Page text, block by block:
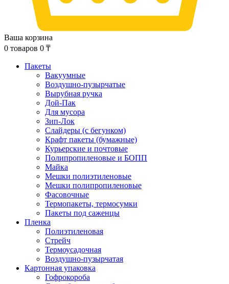
Ваша корзина
0 товаров 0 ₸
Пакеты
Вакуумные
Воздушно-пузырчатые
Вырубная ручка
Дой-Пак
Для мусора
Зип-Лок
Слайдеры (с бегунком)
Крафт пакеты (бумажные)
Курьерские и почтовые
Полипропиленовые и БОПП
Майка
Мешки полиэтиленовые
Мешки полипропиленовые
Фасовочные
Термопакеты, термосумки
Пакеты под саженцы
Пленка
Полиэтиленовая
Стрейч
Термоусадочная
Воздушно-пузырчатая
Картонная упаковка
Гофрокороба